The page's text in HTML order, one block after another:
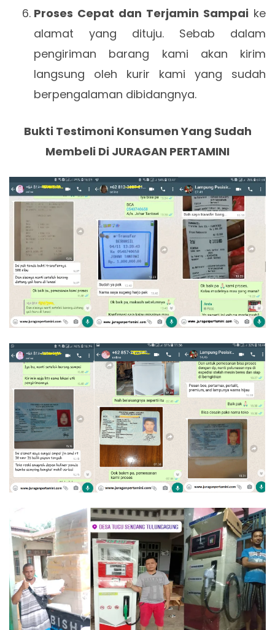
Proses Cepat dan Terjamin Sampai ke
alamat yang dituju. Sebab dalam
pengiriman barang kami akan kirim
langsung oleh kurir kami yang sudah
berpengalaman dibidangnya.
Bukti Testimoni Konsumen Yang Sudah
Membeli Di JURAGAN PERTAMINI